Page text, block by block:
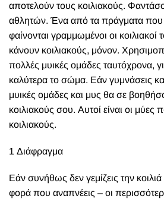
αποτελούν τους κοιλιακούς.
αθλητών. Ένα από τα πράγματα που
φαίνονται γραμμωμένοι οι κοιλιακοί
κάνουν κοιλιακούς, μόνον.
πολλές μυικές ομάδες ταυτόχρονα,
καλύτερα το σώμα. Εάν γυμνάσεις
μυικές ομάδες και μυς θα σε
κοιλιακούς σου. Αυτοί είναι οι μύες
κοιλιακούς.
1 Διάφραγμα
Εάν συνήθως δεν γεμίζεις την
φορά που αναπνέεις – οι